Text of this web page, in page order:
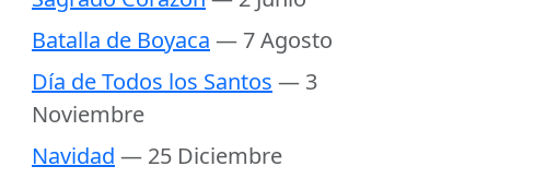
Batalla de Boyaca — 7 Agosto
Día de Todos los Santos — 3
Noviembre
Navidad — 25 Diciembre